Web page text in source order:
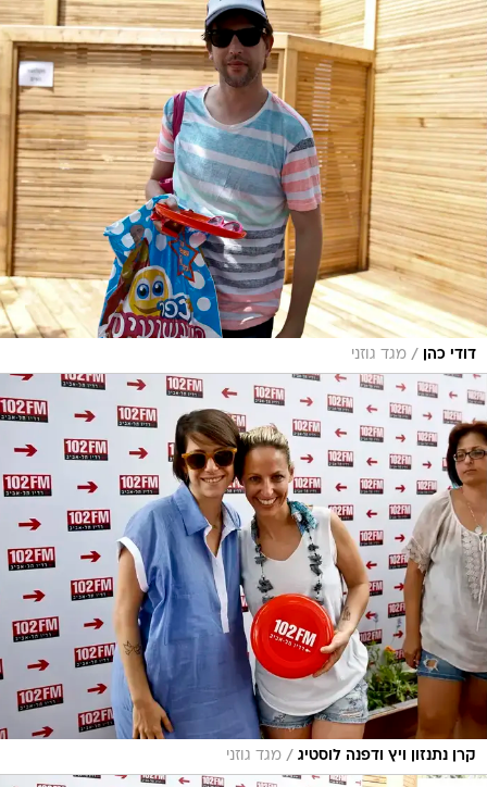
דודי כהן / מגד גוזני
קרן נתנזון ויץ ודפנה לוסטיג / מגד גוזני